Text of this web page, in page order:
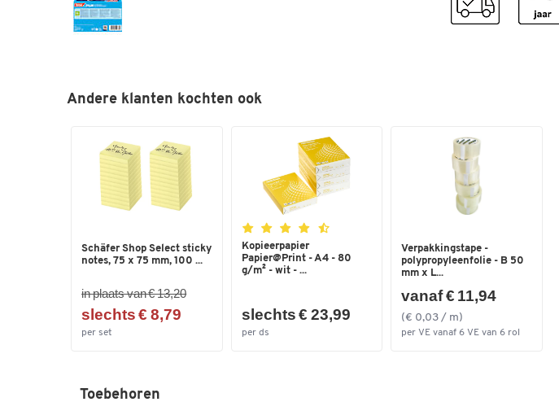
Afmetingen
Andere klanten kochten ook
Schäfer Shop Select sticky
notes, 75 x 75 mm, 100 ...
in plaats van € 13,20
slechts € 8,79
per set
Kopieerpapier
Papier@Print - A4 - 80
g/m² - wit - ...
slechts € 23,99
per ds
Verpakkingstape -
polypropyleenfolie - B 50
mm x L...
vanaf € 11,94
(€ 0,03 / m)
per VE vanaf 6 VE van 6 rol
Toebehoren